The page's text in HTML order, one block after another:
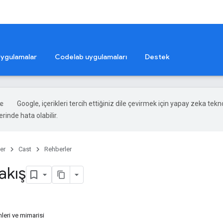
Codelab uygulamaları Destek
Google, içerikleri tercih ettiğiniz dile çevirmek için yapay zeka
hata olabilir.
Cast Rehberler
ve mimarisi